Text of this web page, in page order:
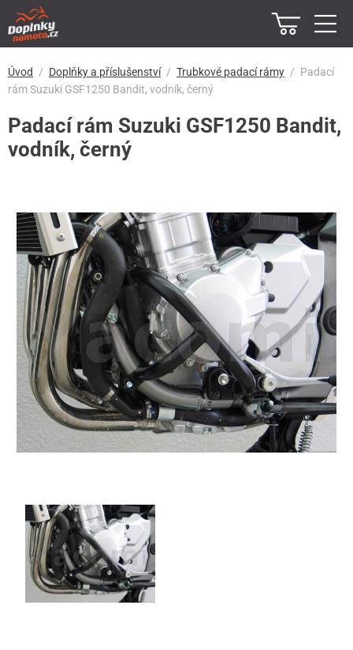
Úvod Doplňky a příslušenství Trubkové padací rámy
Padací
rám Suzuki GSF1250 Bandit, vodník, černý
Padací rám Suzuki GSF1250 Bandit,
vodník, černý